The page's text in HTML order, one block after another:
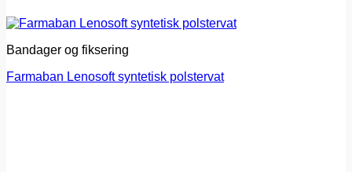
Bandager og fiksering
Farmaban Lenosoft syntetisk polstervat